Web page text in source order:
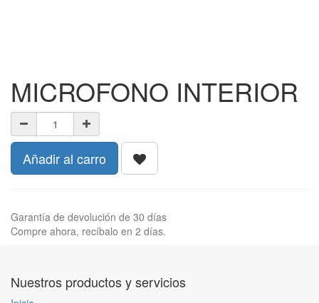
MICROFONO INTERIOR
Añadir al carro
Garantía de devolución de 30 días
Compre ahora, recíbalo en 2 días.
Nuestros productos y servicios